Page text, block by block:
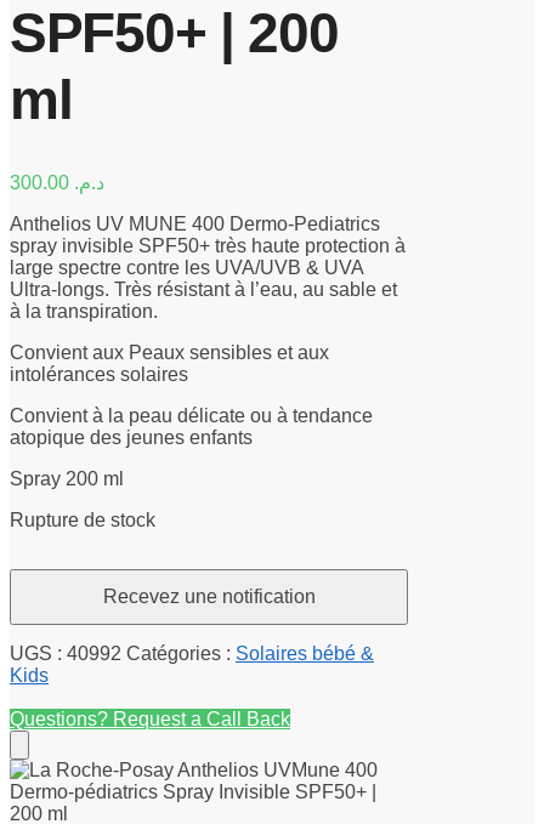
SPF50+ | 200
ml
د.م.
Anthelios UV MUNE 400 Dermo-Pediatrics
spray invisible SPF50+ très haute protection à
large spectre contre les UVA/UVB & UVA
Ultra-longs. Très résistant à l’eau, au sable et
à la transpiration.
Convient aux Peaux sensibles et aux
intolérances solaires
Convient à la peau délicate ou à tendance
atopique des jeunes enfants
Spray 200 ml
Rupture de stock
UGS : 40992 Catégories : Solaires bébé &
Kids
Questions? Request a Call Back